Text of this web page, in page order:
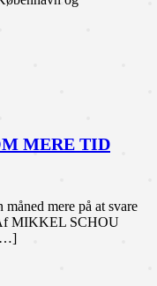
MERE TID
mere på at svare
MIKKEL SCHOU
[…]